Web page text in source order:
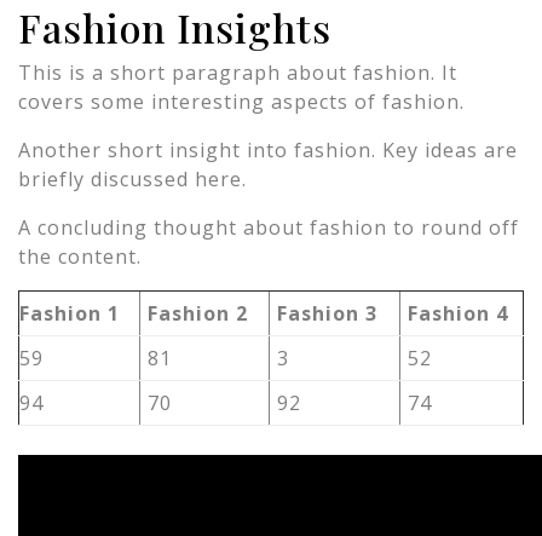
Fashion Insights
This is a short paragraph about fashion. It
covers some interesting aspects of fashion.
Another short insight into fashion. Key ideas are
briefly discussed here.
A concluding thought about fashion to round off
the content.
Fashion 1 Fashion 2 Fashion 3
Fashion 4
59
81 3
52
94
70 92 74